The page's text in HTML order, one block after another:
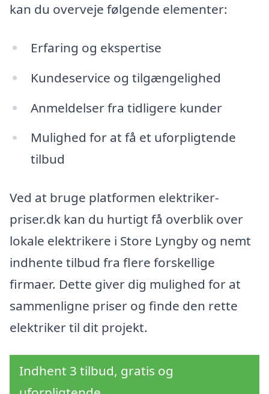
kan du overveje følgende elementer:
Erfaring og ekspertise
Kundeservice og tilgængelighed
Anmeldelser fra tidligere kunder
Mulighed for at få et uforpligtende
tilbud
Ved at bruge platformen elektriker-
priser.dk kan du hurtigt få overblik over
lokale elektrikere i Store Lyngby og nemt
indhente tilbud fra flere forskellige
firmaer. Dette giver dig mulighed for at
sammenligne priser og finde den rette
elektriker til dit projekt.
Indhent 3 tilbud, gratis og